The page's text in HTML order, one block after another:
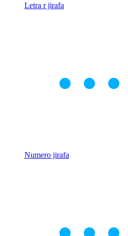
Letra r jirafa
Numero jirafa